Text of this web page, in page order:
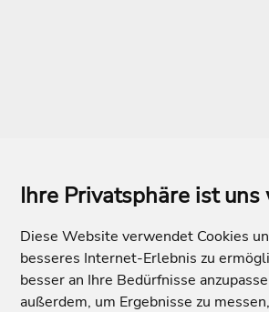
Ihre Privatsphäre ist
Diese Website verwendet Cookies
besseres Internet-Erlebnis zu
besser an Ihre Bedürfnisse
außerdem, um Ergebnisse zu